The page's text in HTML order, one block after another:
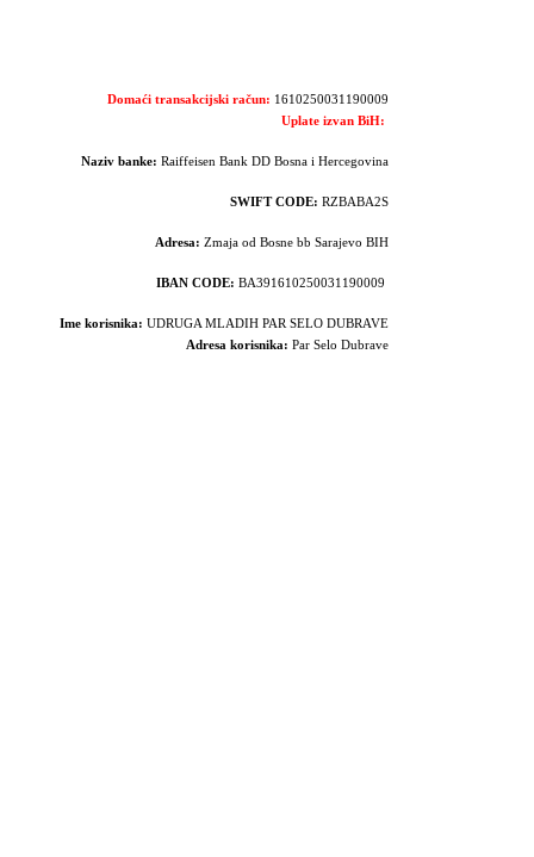
Domaći transakcijski račun: 1610250031190009
Uplate izvan BiH:
Naziv banke: Raiffeisen Bank DD Bosna i Hercegovina
SWIFT CODE: RZBABA2S
Adresa:Zmaja od Bosne bb Sarajevo BIH
IBAN CODE: BA391610250031190009
Ime korisnika: UDRUGA MLADIH PAR SELO DUBRAVE
Adresa korisnika: Par Selo Dubrave